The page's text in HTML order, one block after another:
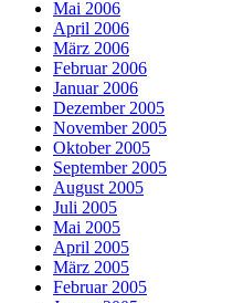
Mai 2006
April 2006
März 2006
Februar 2006
Januar 2006
Dezember 2005
November 2005
Oktober 2005
September 2005
August 2005
Juli 2005
Mai 2005
April 2005
März 2005
Februar 2005